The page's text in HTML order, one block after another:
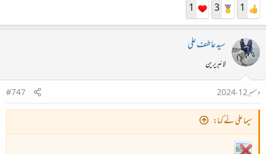
1
3
1
سید عاطف علی
لائبریرین
دسمبر 12، 2024
#747
سیما علی نے کہا: